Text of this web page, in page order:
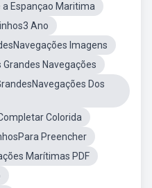
a Espançao Maritima
Ano
Imagens
Grandes Navegações
Dos
Colorida
Preencher
Marítimas PDF